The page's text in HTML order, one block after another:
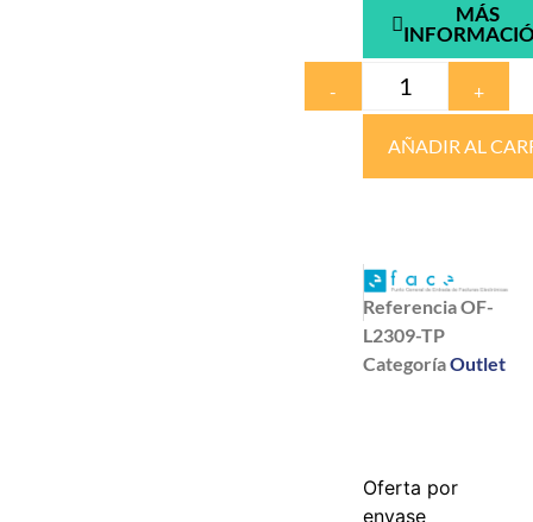
MÁS
- +
AÑADIR AL
ReferenciaOF-
L2309-TP
CategoríaOutlet
Oferta por
envase